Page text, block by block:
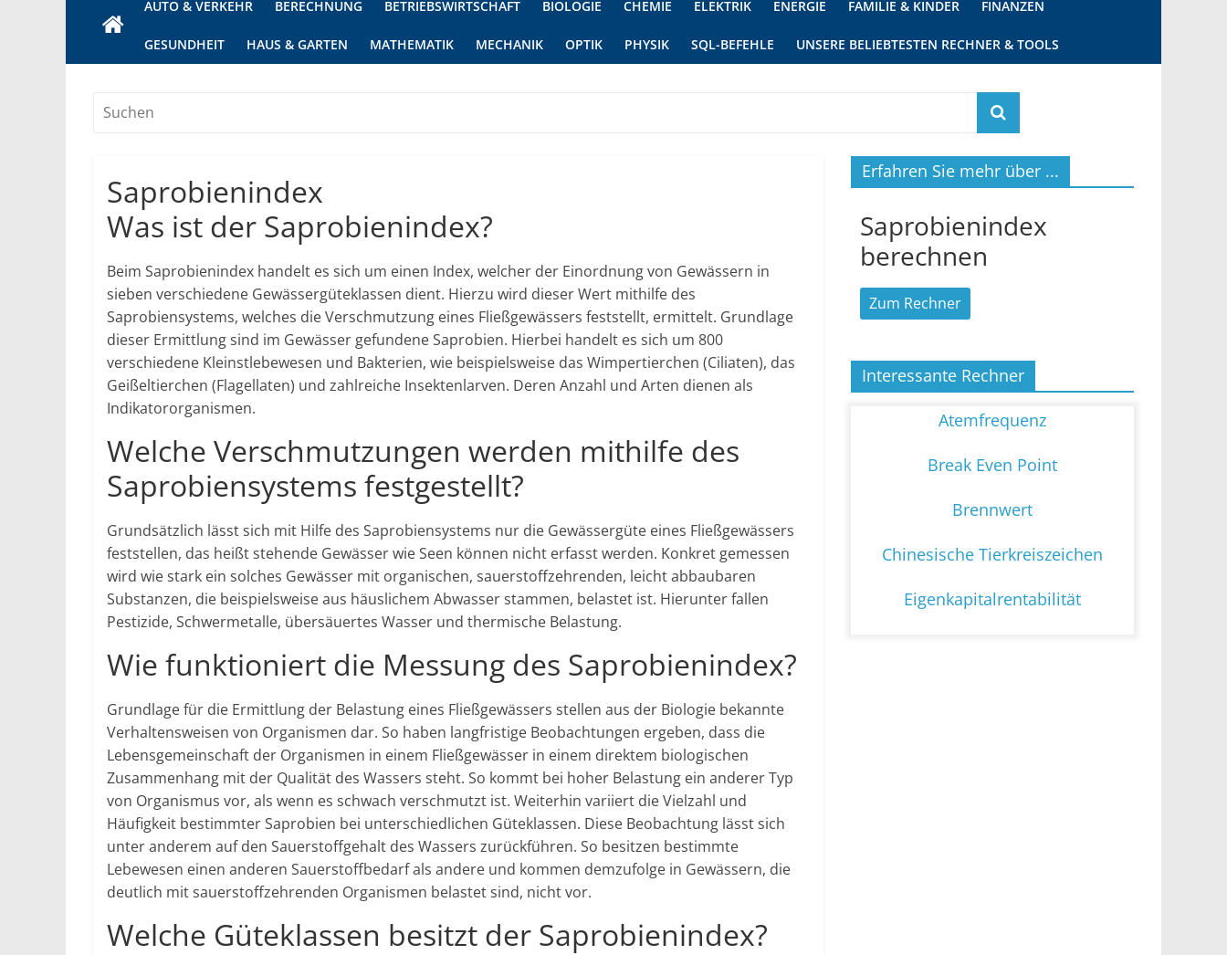
AUTO & VERKEHR BERECHNUNG BETRIEBSWIRTSCHAFT BIOLOGIE CHEMIE ELEKTRIK ENERGIE FAMILIE & KINDER FINANZEN
GESUNDHEIT HAUS & GARTEN MATHEMATIK MECHANIK OPTIK PHYSIK SQL-BEFEHLE UNSERE BELIEBTESTEN RECHNER & TOOLS
Saprobienindex
Was ist der Saprobienindex?
Beim Saprobienindex handelt es sich um einen Index, welcher der Einordnung von Gewässern in
sieben verschiedene Gewässergüteklassen dient. Hierzu wird dieser Wert mithilfe des
Saprobiensystems, welches die Verschmutzung eines Fließgewässers feststellt, ermittelt. Grundlage
dieser Ermittlung sind im Gewässer gefundene Saprobien. Hierbei handelt es sich um 800
verschiedene Kleinstlebewesen und Bakterien, wie beispielsweise das Wimpertierchen (Ciliaten), das
Geißeltierchen (Flagellaten) und zahlreiche Insektenlarven. Deren Anzahl und Arten dienen als
Indikatororganismen.
Welche Verschmutzungen werden mithilfe des
Saprobiensystems festgestellt?
Grundsätzlich lässt sich mit Hilfe des Saprobiensystems nur die Gewässergüte eines Fließgewässers
feststellen, das heißt stehende Gewässer wie Seen können nicht erfasst werden. Konkret gemessen
wird wie stark ein solches Gewässer mit organischen, sauerstoffzehrenden, leicht abbaubaren
Substanzen, die beispielsweise aus häuslichem Abwasser stammen, belastet ist. Hierunter fallen
Pestizide, Schwermetalle, übersäuertes Wasser und thermische Belastung.
Wie funktioniert die Messung des Saprobienindex?
Grundlage für die Ermittlung der Belastung eines Fließgewässers stellen aus der Biologie bekannte
Verhaltensweisen von Organismen dar. So haben langfristige Beobachtungen ergeben, dass die
Lebensgemeinschaft der Organismen in einem Fließgewässer in einem direktem biologischen
Zusammenhang mit der Qualität des Wassers steht. So kommt bei hoher Belastung ein anderer Typ
von Organismus vor, als wenn es schwach verschmutzt ist. Weiterhin variiert die Vielzahl und
Häufigkeit bestimmter Saprobien bei unterschiedlichen Güteklassen. Diese Beobachtung lässt sich
unter anderem auf den Sauerstoffgehalt des Wassers zurückführen. So besitzen bestimmte
Lebewesen einen anderen Sauerstoffbedarf als andere und kommen demzufolge in Gewässern, die
deutlich mit sauerstoffzehrenden Organismen belastet sind, nicht vor.
Welche Güteklassen besitzt der Saprobienindex?
Erfahren Sie mehr über ...
Saprobienindex
berechnen
Zum Rechner
Interessante Rechner
Atemfrequenz
Break Even Point
Brennwert
Chinesische Tierkreiszeichen
Eigenkapitalrentabilität